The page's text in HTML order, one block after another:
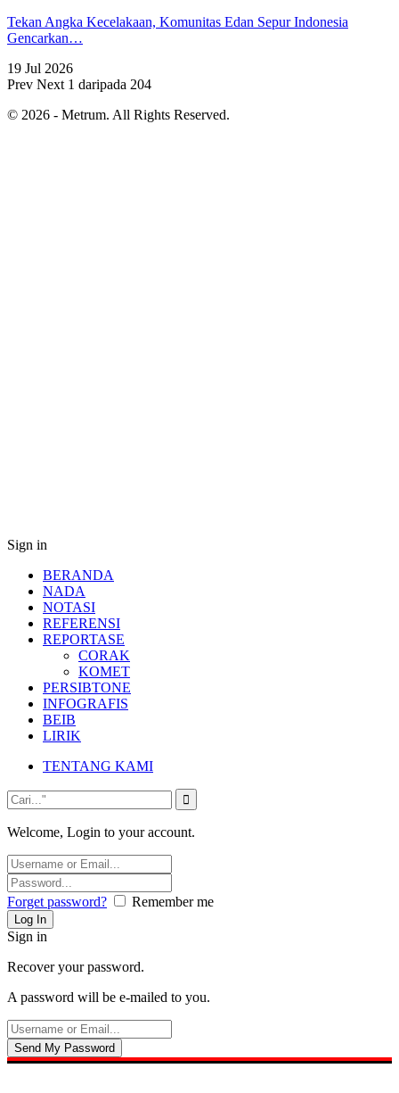
Tekan Angka Kecelakaan, Komunitas Edan Sepur Indonesia
Gencarkan…
19 Jul 2026
Prev Next 1 daripada 204
© 2026 - Metrum. All Rights Reserved.
Sign in
BERANDA
NADA
NOTASI
REFERENSI
REPORTASE
CORAK
KOMET
PERSIBTONE
INFOGRAFIS
BEIB
LIRIK
TENTANG KAMI
Welcome, Login to your account.
Forget password? Remember me
Sign in
Recover your password.
A password will be e-mailed to you.